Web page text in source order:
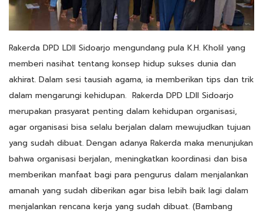
Rakerda DPD LDII Sidoarjo mengundang pula K.H. Kholil yang
memberi nasihat tentang konsep hidup sukses dunia dan
akhirat. Dalam sesi tausiah agama, ia memberikan tips dan trik
dalam mengarungi kehidupan. Rakerda DPD LDII Sidoarjo
merupakan prasyarat penting dalam kehidupan organisasi,
agar organisasi bisa selalu berjalan dalam mewujudkan tujuan
yang sudah dibuat. Dengan adanya Rakerda maka menunjukan
bahwa organisasi berjalan, meningkatkan koordinasi dan bisa
memberikan manfaat bagi para pengurus dalam menjalankan
amanah yang sudah diberikan agar bisa lebih baik lagi dalam
menjalankan rencana kerja yang sudah dibuat. (Bambang